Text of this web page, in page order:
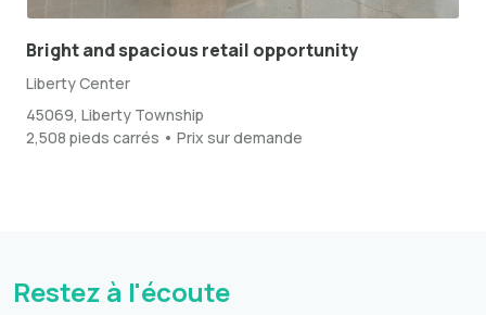
Bright and spacious retail opportunity
Liberty Center
45069, Liberty Township
2,508 pieds carrés • Prix sur demande
Restez à l'écoute